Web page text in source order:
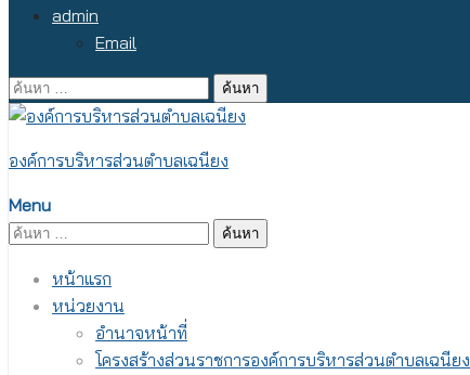
admin
Email
ค้นหา
สำหรับ:
องค์การบริหารส่วนตำบลเฉนียง
Menu
ค้นหา
หน้าแรก
หน่วยงาน
อำนาจหน้าที่
โครงสร้างส่วนราชการองค์การบริหารส่วนตำบลเฉนียง